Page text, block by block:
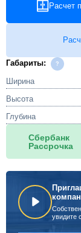
Расчет
Габариты:
Ширина
Высота
Глубина
Сбербанк
Рассрочка
увидите